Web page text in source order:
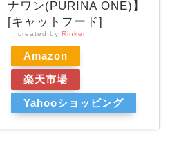
ナワン(PURINA ONE)】
[キャットフード]
created by Rinker
Amazon
楽天市場
Yahooショッピング